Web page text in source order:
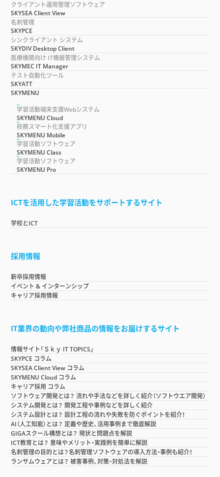
クライアント運用管理ソフトウェア
SKYSEA Client View
名刺管理
SKYPCE
シンクライアント システム
SKYDIV Desktop Client
医療機関向け IT機器管理システム
SKYMEC IT Manager
テスト自動化ツール
SKYATT
SKYMENU
学習活動端末支援Webシステム
SKYMENU Cloud
校務スマート化支援アプリ
SKYMENU Mobile
学習活動ソフトウェア
SKYMENU Class
学習活動ソフトウェア
SKYMENU Pro
ICTを活用した学習活動をサポートするサイト
学校とICT
採用情報
新卒採用情報
イベント & インターンシップ
キャリア採用情報
IT業界の動向や弊社商品の情報をお届けするサイト
情報サイト「Ｓｋｙ IT TOPICS」
SKYPCE コラム
SKYSEA Client View コラム
SKYMENU Cloud コラム
キャリア採用 コラム
ソフトウェア開発とは？ 流れや手法などを詳しく紹介（ソフトウエア開発）
システム開発とは？ 開発工程や事例などを詳しく紹介
システム設計とは？ 設計工程の流れや失敗を防ぐポイントを紹介！
AI（人工知能）とは？ 定義や歴史、活用事例まで徹底解説
GIGAスクール構想とは？ 現状と問題点を解説
ICT教育とは？ 意味やメリット・実践例を簡単に解説
名刺管理の目的とは？名刺管理ソフトウェアの導入方法・事例も紹介！
ランサムウェアとは？ 被害事例、対策・対処法を解説